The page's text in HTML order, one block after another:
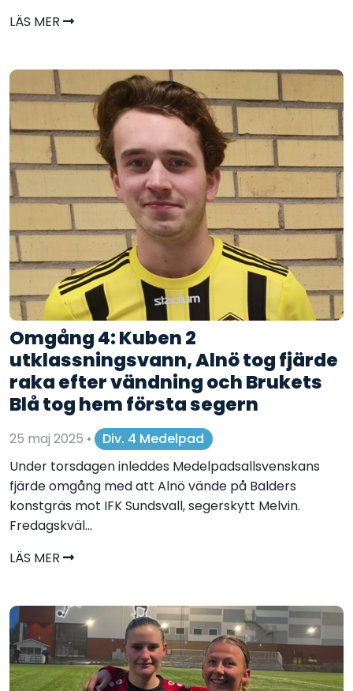
LÄS MER
Omgång 4: Kuben 2
utklassningsvann, Alnö tog fjärde
raka efter vändning och Brukets
Blå tog hem första segern
25 maj 2025 •
Div. 4 Medelpad
Under torsdagen inleddes Medelpadsallsvenskans
fjärde omgång med att Alnö vände på Balders
konstgräs mot IFK Sundsvall, segerskytt Melvin.
Fredagskväl...
LÄS MER